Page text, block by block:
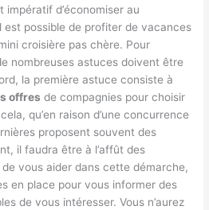
d’économiser au
est possible de profiter de vacances
croisière pas chère. Pour
nombreuses astuces doivent être
la première astuce consiste à
offres de compagnies pour choisir
qu’en raison d’une concurrence
proposent souvent des
il faudra être à l’affût des
vous aider dans cette démarche,
en place pour vous informer des
de vous intéresser. Vous n’aurez